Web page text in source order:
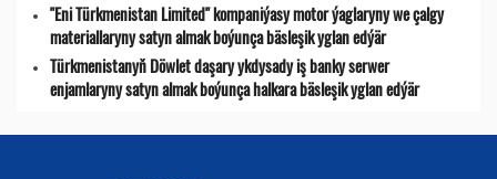
"Eni Türkmenistan Limited" kompaniýasy motor ýaglaryny we çalgy
materiallaryny satyn almak boýunça bäsleşik yglan edýär
Türkmenistanyň Döwlet daşary ykdysady iş banky serwer
enjamlaryny satyn almak boýunça halkara bäsleşik yglan edýär